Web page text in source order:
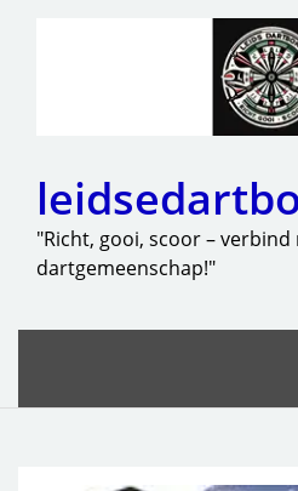
"Richt, gooi, scoor – verbind
dartgemeenschap!"